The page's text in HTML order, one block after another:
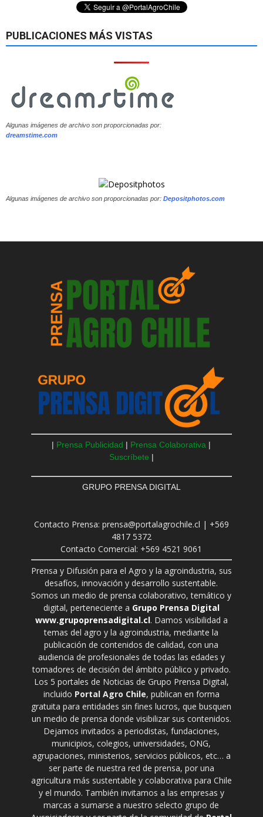
PUBLICACIONES MÁS VISTAS
Algunas imágenes de archivo son proporcionadas por:
dreamstime.com
Algunas imágenes de archivo son proporcionadas por: Depositphotos.com
| Prensa Publicidad | Prensa Colaborativa |
Suscríbete |
GRUPO PRENSA DIGITAL
Contacto Prensa: prensa@portalagrochile.cl | +569
4817 5372
Contacto Comercial: +569 4521 9061
Prensa y Difusión para el Agro y la agroindustria, sus
desafíos, innovación y desarrollo sustentable.
Somos un medio de prensa colaborativo, temático y
digital, perteneciente a Grupo Prensa Digital
www.grupoprensadigital.cl. Damos visibilidad a
temas del agro y la agroindustria, mediante la
publicación de contenidos de calidad, con una
audiencia de profesionales de todas las edades y
tomadores de decisión del ámbito público y privado.
Los 5 portales de Noticias de Grupo Prensa Digital,
incluido Portal Agro Chile, publican en forma
gratuita para entidades sin fines lucros, que busquen
un medio de prensa donde visibilizar sus contenidos.
Dejamos invitados a periodistas, fundaciones,
municipios, colegios, universidades, ONG,
agrupaciones, ministerios, servicios públicos, etc… a
ser parte de nuestra red de prensa, por una
agricultura más sustentable y colaborativa para Chile
y el mundo. También invitamos a las empresas y
marcas a sumarse a nuestro selecto grupo de